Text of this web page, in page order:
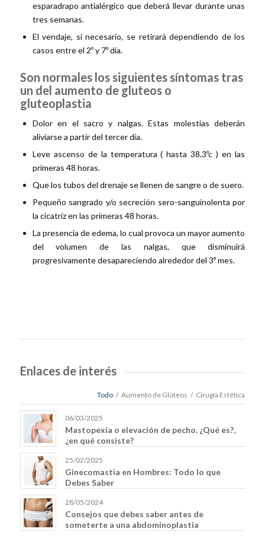
esparadrapo antialérgico que deberá llevar durante unas
tres semanas.
El vendaje, si necesario, se retirará dependiendo de los
casos entre el 2º y 7º día.
Son normales los siguientes síntomas tras
un del aumento de gluteos o
gluteoplastia
Dolor en el sacro y nalgas. Estas molestias deberán
aliviarse a partir del tercer día.
Leve ascenso de la temperatura ( hasta 38.3ºc ) en las
primeras 48 horas.
Que los tubos del drenaje se llenen de sangre o de suero.
Pequeño sangrado y/o secreción sero-sanguinolenta por
la cicatriz en las primeras 48 horas.
La presencia de edema, lo cual provoca un mayor aumento
del volumen de las nalgas, que disminuirá
progresivamente desapareciendo alrededor del 3º mes.
Enlaces de interés
Todo / Aumento de Glúteos / Cirugía Estética
06/03/2025
Mastopexia o elevación de pecho. ¿Qué es?,
¿en qué consiste?
25/02/2025
Ginecomastia en Hombres: Todo lo que
Debes Saber
28/05/2024
Consejos que debes saber antes de
someterte a una abdominoplastia